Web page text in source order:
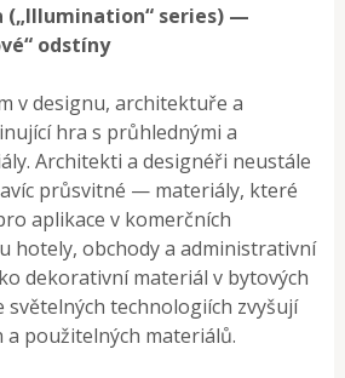
(„Illumination“ series) —
odstíny
v designu, architektuře a
hra s průhlednými a
Architekti a designéři neustále
průsvitné — materiály, které
aplikace v komerčních
hotely, obchody a administrativní
dekorativní materiál v bytových
světelných technologiích zvyšují
a použitelných materiálů.